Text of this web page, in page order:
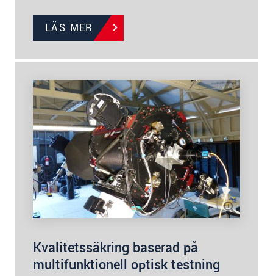
LÄS MER
Kvalitetssäkring baserad på
multifunktionell optisk testning